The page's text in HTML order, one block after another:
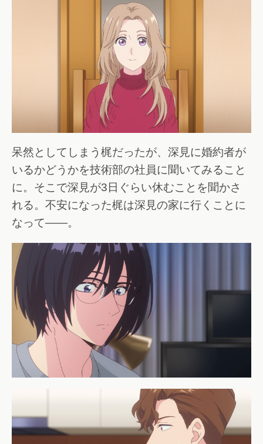
呆然としてしまう梶だったが、深見に婚約者が
いるかどうかを技術部の社員に聞いてみること
に。そこで深見が3日ぐらい休むことを聞かさ
れる。不安になった梶は深見の家に行くことに
なって――。